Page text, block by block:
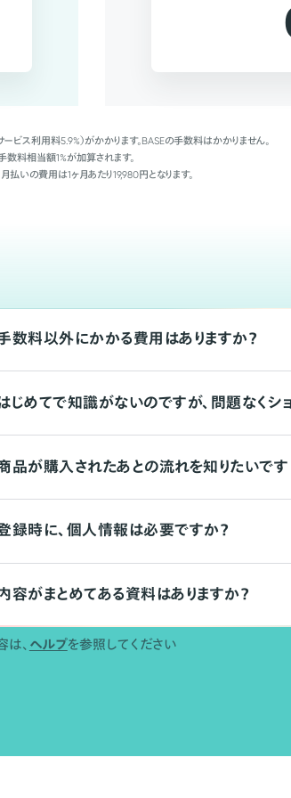
ス利用料5.9%）がかかります。BASEの手数料はかかりません。
料相当額1%が加算されます。
払いの費用は1ヶ月あたり19,980円となります。
数料以外にかかる費用はありますか？
じめてで知識がないのですが、問題なくシ
品が購入されたあとの流れを知りたいです
録時に、個人情報は必要ですか？
容がまとめてある資料はありますか？
、 ヘルプを参照してください